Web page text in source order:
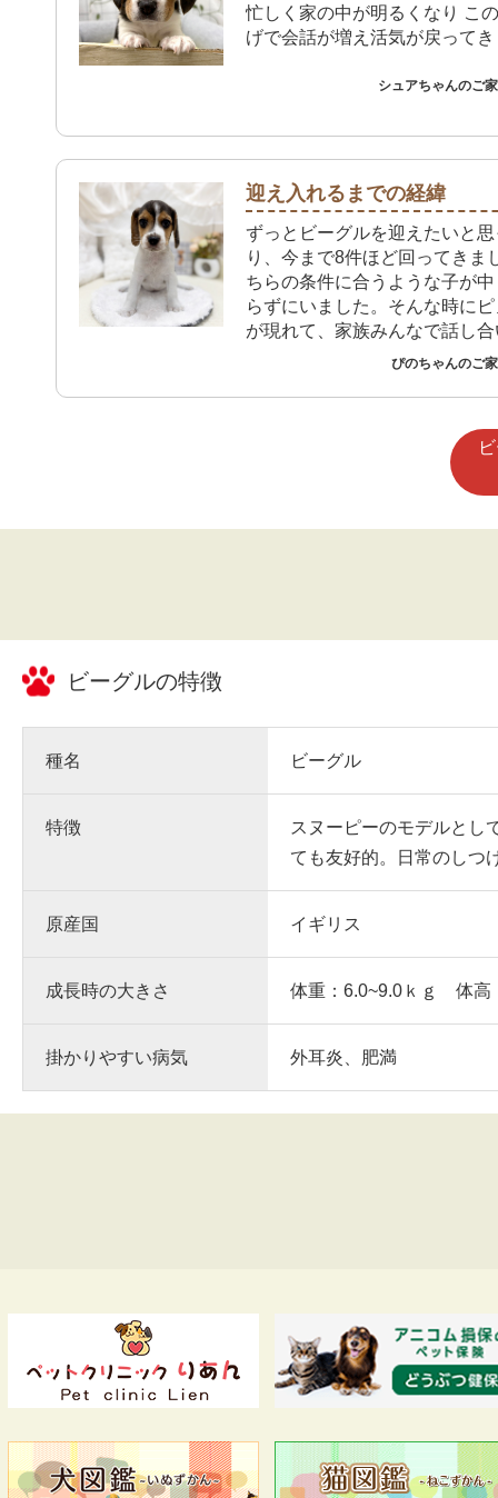
忙しく家の中が明るくなり こ
げで会話が増え活気が戻って
シュアちゃんのご
迎え入れるまでの経緯
ずっとビーグルを迎えたいと
り、今まで8件ほど回ってきま
ちらの条件に合うような子が
らずにいました。そんな時に
が現れて、家族みんなで話し
を迎え入れる決断をしました。
ぴのちゃんのご
ビーグルの特徴
種名 ビーグル
特徴
スヌーピーのモデルとし
ても友好的。日常のしつ
原産国 イギリス
成長時の大きさ 体重：6.0~9.0ｋｇ 体高
掛かりやすい病気 外耳炎、肥満